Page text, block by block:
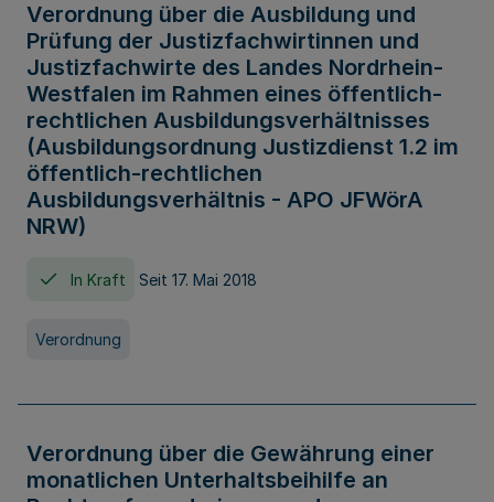
Verordnung über die Ausbildung und
Prüfung der Justizfachwirtinnen und
Justizfachwirte des Landes Nordrhein-
Westfalen im Rahmen eines öffentlich-
rechtlichen Ausbildungsverhältnisses
(Ausbildungsordnung Justizdienst 1.2 im
öffentlich-rechtlichen
Ausbildungsverhältnis - APO JFWörA
NRW)
In Kraft Seit 17. Mai 2018
Verordnung
Verordnung über die Gewährung einer
monatlichen Unterhaltsbeihilfe an